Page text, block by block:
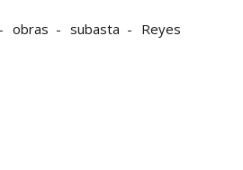
obras subasta Reyes